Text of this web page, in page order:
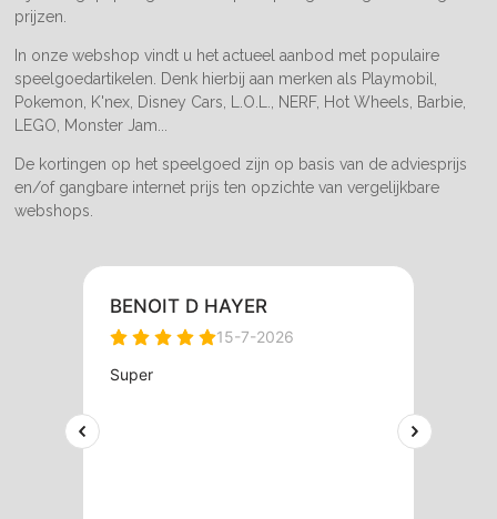
prijzen.
In onze webshop vindt u het actueel aanbod met populaire
speelgoedartikelen. Denk hierbij aan merken als Playmobil,
Pokemon, K'nex, Disney Cars, L.O.L., NERF, Hot Wheels, Barbie,
LEGO, Monster Jam...
De kortingen op het speelgoed zijn op basis van de adviesprijs
en/of gangbare internet prijs ten opzichte van vergelijkbare
webshops.